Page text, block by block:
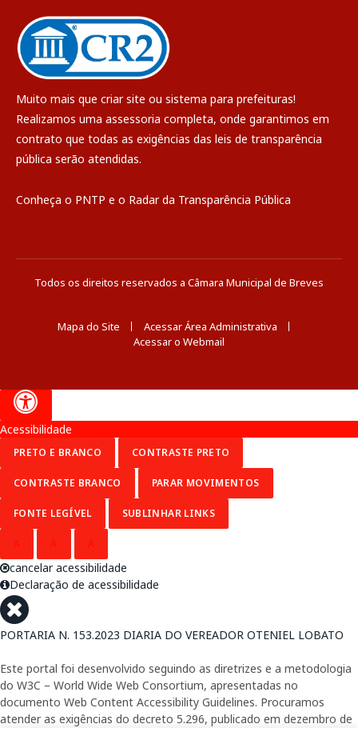
Muito mais que criar site ou sistema para prefeituras!
Realizamos uma assessoria completa, onde garantimos em
contrato que todas as exigências das leis de transparência
pública serão atendidas.
Conheça o PNTP e o Radar da Transparência Pública
Todos os direitos reservados a Câmara Municipal de Breves
Mapa do Site
Acessar Área Administrativa
Acessar o Webmail
Acessibilidade
PRETO E BRANCO CONTRASTE PRETO
CONTRASTE BRANCO PARAR MOVIMENTOS
FONTE LEGÍVEL SUBLINHAR LINKS
cancelar acessibilidade
Declaração de acessibilidade
PORTARIA N. 153.2023 DIARIA DO VEREADOR OTENIEL LOBATO
Este portal foi desenvolvido seguindo as diretrizes e a metodologia
do W3C – World Wide Web Consortium, apresentadas no
documento Web Content Accessibility Guidelines. Procuramos
atender as exigências do decreto 5.296, publicado em dezembro de